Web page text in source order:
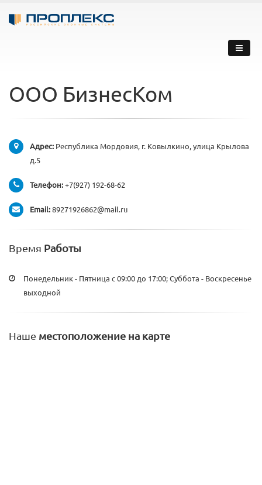
ООО БизнесКом
Адрес: Республика Мордовия, г. Ковылкино, улица Крылова
д.5
Телефон: +7(927) 192-68-62
Email: 89271926862@mail.ru
Время Работы
Понедельник - Пятница с 09:00 до 17:00; Суббота - Воскресенье
выходной
Наше местоположение на карте